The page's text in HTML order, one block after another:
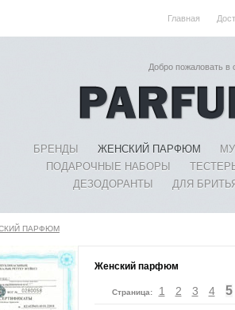
Главная
Добро пожаловать
БРЕНДЫ ЖЕНСКИЙ ПАРФЮМ
ПОДАРОЧНЫЕ НАБОРЫ
ДЕЗОДОРАНТЫ
ДЛЯ
ПАРФЮМ
Женский парфюм
Страница: 1 2 3 4 5